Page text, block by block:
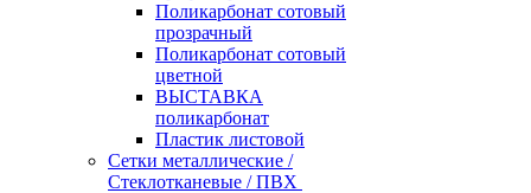
Поликарбонат сотовый
прозрачный
Поликарбонат сотовый
цветной
ВЫСТАВКА
поликарбонат
Пластик листовой
Сетки металлические /
Стеклотканевые / ПВХ